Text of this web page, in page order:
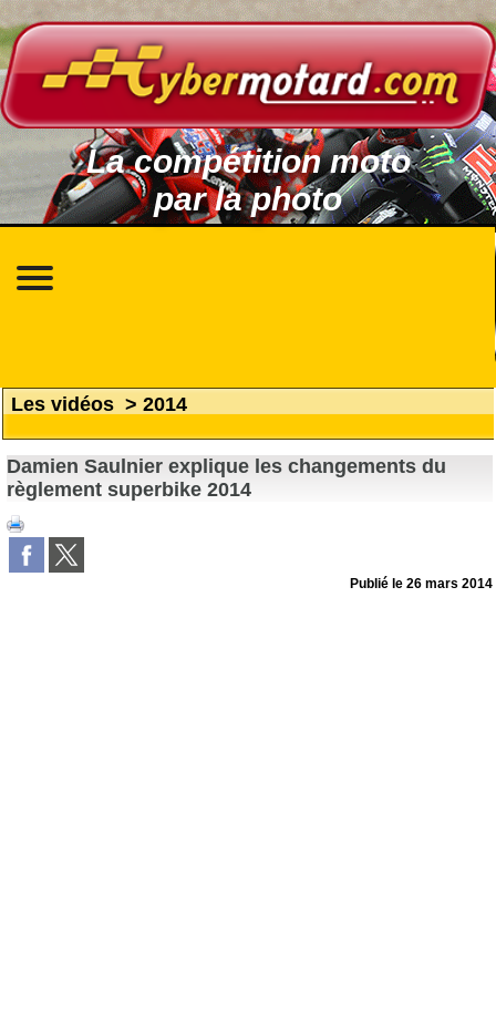
La compétition moto
par la photo
Les vidéos > 2014
Damien Saulnier explique les changements du
règlement superbike 2014
Publié le26 mars 2014